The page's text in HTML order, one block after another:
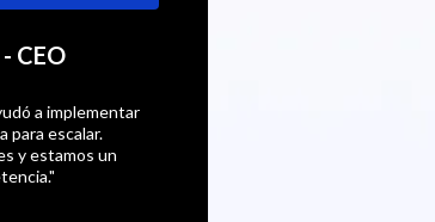
CEO
a implementar
para escalar.
y estamos un